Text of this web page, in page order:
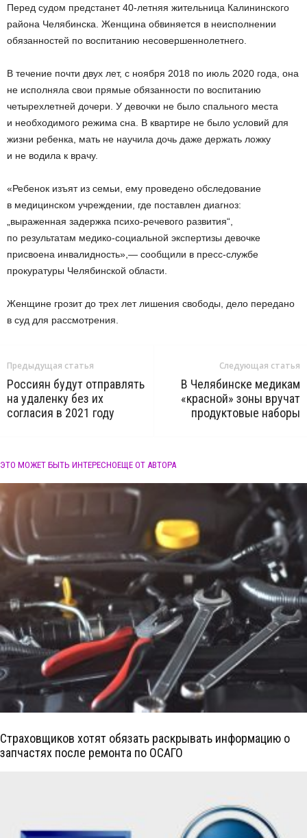
Перед судом предстанет 40-летняя жительница Калининского
района Челябинска. Женщина обвиняется в неисполнении
обязанностей по воспитанию несовершеннолетнего.
В течение почти двух лет, с ноября 2018 по июль 2020 года, она
не исполняла свои прямые обязанности по воспитанию
четырехлетней дочери. У девочки не было спального места
и необходимого режима сна. В квартире не было условий для
жизни ребенка, мать не научила дочь даже держать ложку
и не водила к врачу.
«Ребенок изъят из семьи, ему проведено обследование
в медицинском учреждении, где поставлен диагноз:
„выраженная задержка психо-речевого развития“,
по результатам медико-социальной экспертизы девочке
присвоена инвалидность»,— сообщили в пресс-службе
прокуратуры Челябинской области.
Женщине грозит до трех лет лишения свободы, дело передано
в суд для рассмотрения.
Предыдущая статья
Россиян будут отправлять
на удаленку без их
согласия в 2021 году
Следующая статья
В Челябинске медикам
«красной» зоны вручат
продуктовые наборы
ЭТО МОЖЕТ БЫТЬ ИНТЕРЕСНОЕЩЕ ОТ АВТОРА
Страховщиков хотят обязать раскрывать информацию о
запчастях после ремонта по ОСАГО